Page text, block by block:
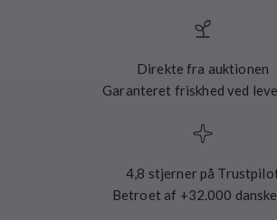
Direkte fra auktionen
Garanteret friskhed ved
4,8 stjerner på
Betroet af +32.000